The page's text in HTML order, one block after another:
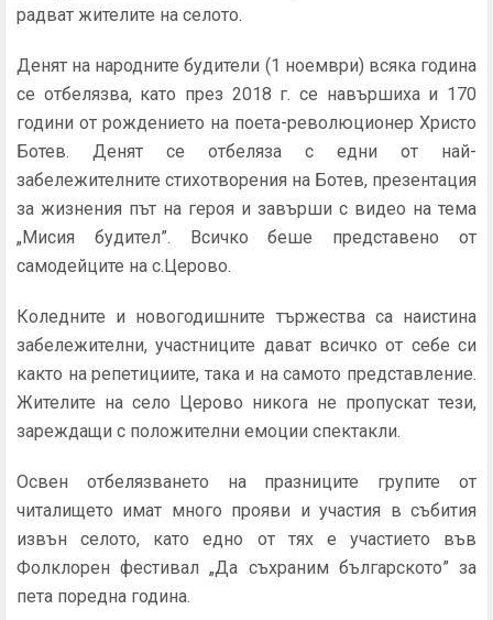
радват жителите на селото.
Денят на народните будители (1 ноември) всяка година
се отбелязва, като през 2018 г. се навършиха и 170
години от рождението на поета-революционер Христо
Ботев. Денят се отбеляза с едни от най-
забележителните стихотворения на Ботев, презентация
за жизнения път на героя и завърши с видео на тема
„Мисия будител”. Всичко беше представено от
самодейците на с.Церово.
Коледните и новогодишните тържества са наистина
забележителни, участниците дават всичко от себе си
както на репетициите, така и на самото представление.
Жителите на село Церово никога не пропускат тези,
зареждащи с положителни емоции спектакли.
Освен отбелязването на празниците групите от
читалището имат много прояви и участия в събития
извън селото, като едно от тях е участието във
Фолклорен фестивал „Да съхраним българското” за
пета поредна година.